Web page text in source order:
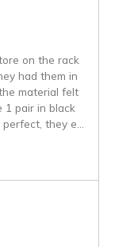
on the rack
had them in
material felt
pair in black
they e